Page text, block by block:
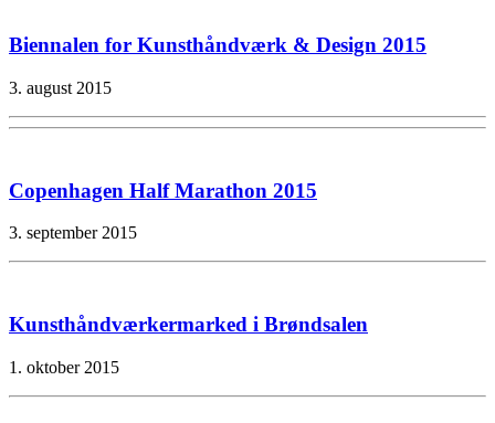
Biennalen for Kunsthåndværk & Design 2015
3. august 2015
Copenhagen Half Marathon 2015
3. september 2015
Kunsthåndværkermarked i Brøndsalen
1. oktober 2015